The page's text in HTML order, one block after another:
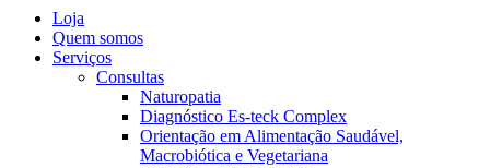
Loja
Quem somos
Serviços
Consultas
Naturopatia
Diagnóstico Es-teck Complex
Orientação em Alimentação Saudável,
Macrobiótica e Vegetariana